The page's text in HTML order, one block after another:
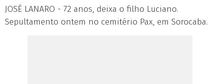
JOSÉ LANARO - 72 anos, deixa o filho Luciano.
Sepultamento ontem no cemitério Pax, em Sorocaba.